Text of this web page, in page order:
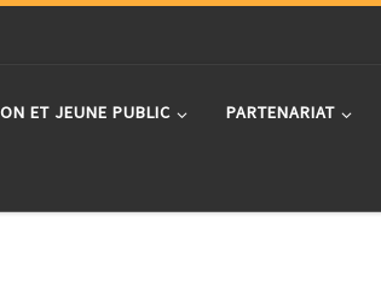
ET JEUNE PUBLIC PARTENARIAT